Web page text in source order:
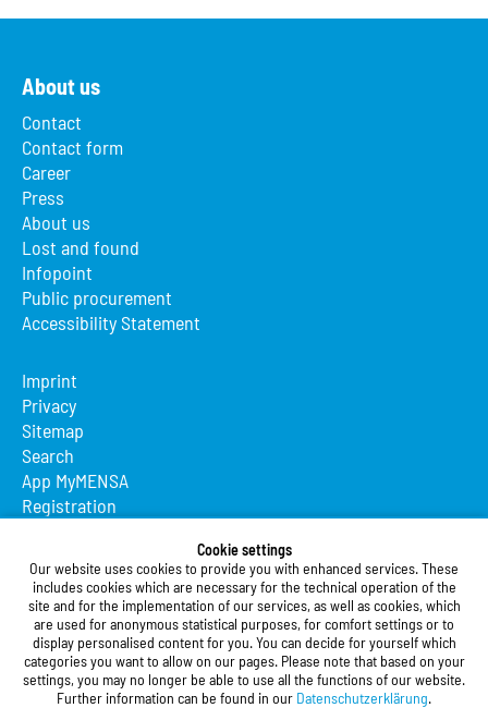
Cookie settings
Our website uses cookies to provide you with enhanced services. These
includes cookies which are necessary for the technical operation of the
site and for the implementation of our services, as well as cookies, which
are used for anonymous statistical purposes, for comfort settings or to
display personalised content for you. You can decide for yourself which
categories you want to allow on our pages. Please note that based on your
settings, you may no longer be able to use all the functions of our website.
Further information can be found in our Datenschutzerklärung.
About us
Contact
Contact form
Career
Press
About us
Lost and found
Infopoint
Public procurement
Accessibility Statement
Imprint
Privacy
Sitemap
Search
App MyMENSA
Registration
Studierendenwerk Vorderpfalz
Studierendenwerk Vorderpfalz
Public Body
Xylanderstraße 17
76829 Landau in der Pfalz
Phone:+49 6341 9179 0